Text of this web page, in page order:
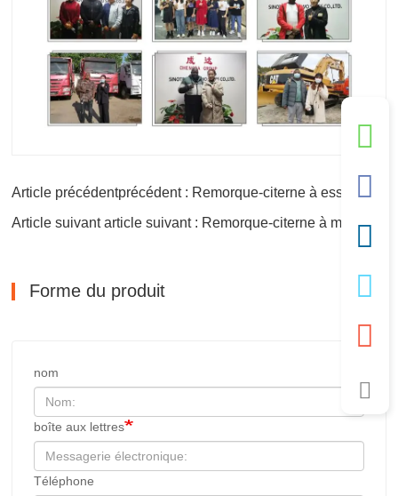
Article précédentprécédent : Remorque-citerne à essence à 3 essieux
Article suivant article suivant : Remorque-citerne à mazout à 3 essieux
Forme du produit
nom
boîte aux lettres
Téléphone